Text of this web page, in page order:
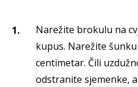
Narežite brokulu na
kupus. Narežite
centimetar. Čili
odstranite sjemenke,